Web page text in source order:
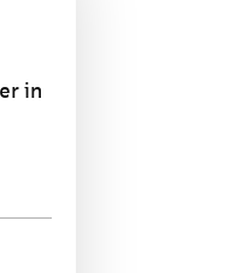
in